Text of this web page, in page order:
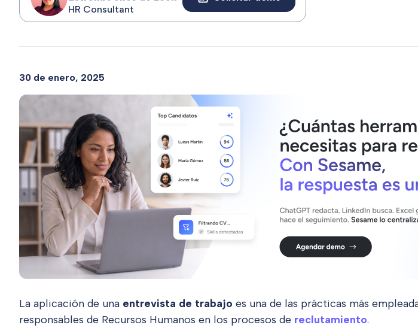
HR Consultant
30 de enero, 2025
La aplicación de una entrevista de trabajo es una de las prácticas más
responsables de Recursos Humanos en los procesos de reclutamiento.